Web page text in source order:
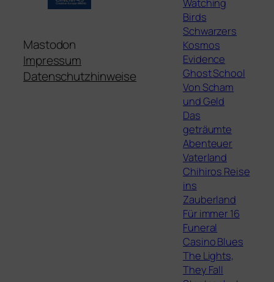
Mastodon
Impressum
Datenschutzhinweise
Birds
Schwarzers
Kosmos
Evidence
Ghost School
Von Scham
und Geld
Das
geträumte
Abenteuer
Vaterland
Chihiros Reise
ins
Zauberland
Für immer 16
Funeral
Casino Blues
The Lights,
They Fall